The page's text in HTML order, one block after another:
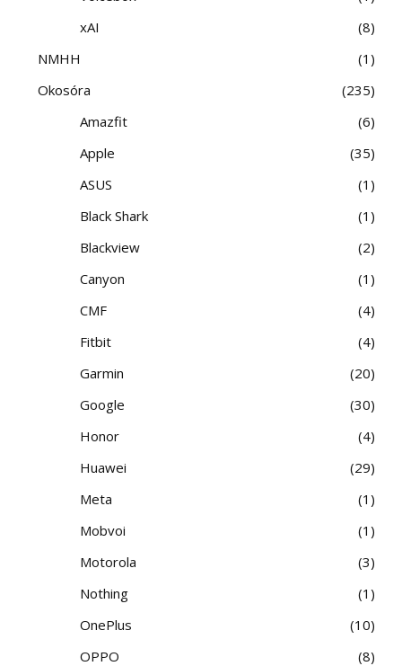
xAI
8
NMHH
1
Okosóra
235
Amazfit
6
Apple
35
ASUS
1
Black Shark
1
Blackview
2
Canyon
1
CMF
4
Fitbit
4
Garmin
20
Google
30
Honor
4
Huawei
29
Meta
1
Mobvoi
1
Motorola
3
Nothing
1
OnePlus
10
OPPO
8